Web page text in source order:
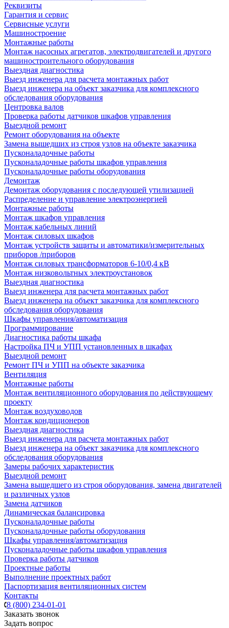
Реквизиты
Гарантия и сервис
Сервисные услуги
Машиностроение
Монтажные работы
Монтаж насосных агрегатов, электродвигателей и другого
машиностроительного оборудования
Выездная диагностика
Выезд инженера для расчета монтажных работ
Выезд инженера на объект заказчика для комплексного
обследования оборудования
Центровка валов
Проверка работы датчиков шкафов управления
Выездной ремонт
Ремонт оборудования на объекте
Замена вышедших из строя узлов на объекте заказчика
Пусконаладочные работы
Пусконаладочные работы шкафов управления
Пусконаладочные работы оборудования
Демонтаж
Демонтаж оборудования с последующей утилизацией
Распределение и управление электроэнергией
Монтажные работы
Монтаж шкафов управления
Монтаж кабельных линий
Монтаж силовых шкафов
Монтаж устройств защиты и автоматики/измерительных
приборов /приборов
Монтаж силовых трансформаторов 6-10/0,4 кВ
Монтаж низковольтных электроустановок
Выездная диагностика
Выезд инженера для расчета монтажных работ
Выезд инженера на объект заказчика для комплексного
обследования оборудования
Шкафы управления/автоматизация
Программирование
Диагностика работы шкафа
Настройка ПЧ и УПП установленных в шкафах
Выездной ремонт
Ремонт ПЧ и УПП на объекте заказчика
Вентиляция
Монтажные работы
Монтаж вентиляционного оборудования по действующему
проекту
Монтаж воздуховодов
Монтаж кондиционеров
Выездная диагностика
Выезд инженера для расчета монтажных работ
Выезд инженера на объект заказчика для комплексного
обследования оборудования
Замеры рабочих характеристик
Выездной ремонт
Замена вышедшего из строя оборудования, замена двигателей
и различных узлов
Замена датчиков
Динамическая балансировка
Пусконаладочные работы
Пусконаладочные работы оборудования
Шкафы управления/автоматизация
Пусконаладочные работы шкафов управления
Проверка работы датчиков
Проектные работы
Выполнение проектных работ
Паспортизация вентиляционных систем
Контакты
8 (800) 234-01-01
Заказать звонок
Задать вопрос